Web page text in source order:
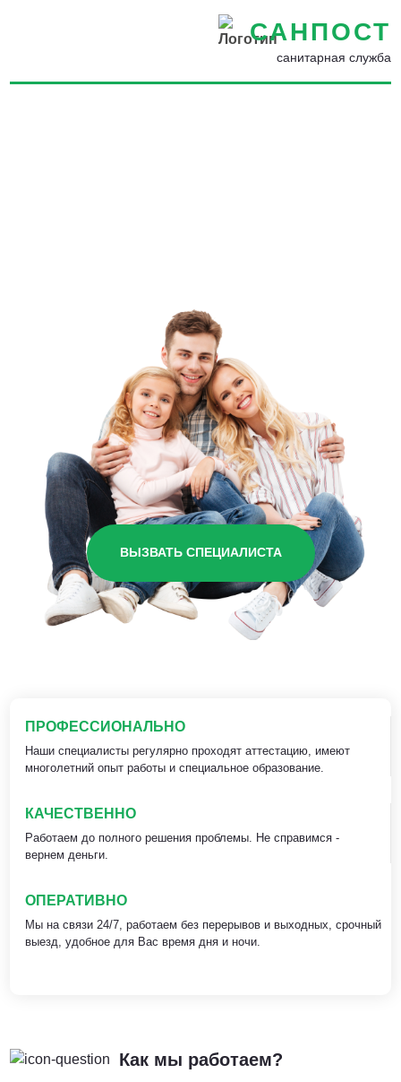
САНПОСТ
санитарная служба
ВЫЗВАТЬ СПЕЦИАЛИСТА
ПРОФЕССИОНАЛЬНО
Наши специалисты регулярно проходят аттестацию, имеют
многолетний опыт работы и специальное образование.
КАЧЕСТВЕННО
Работаем до полного решения проблемы. Не справимся -
вернем деньги.
ОПЕРАТИВНО
Мы на связи 24/7, работаем без перерывов и выходных, срочный
выезд, удобное для Вас время дня и ночи.
Как мы работаем?